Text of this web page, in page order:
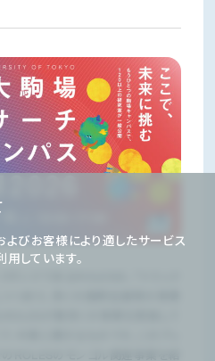
よびお客様により適したサービス
しています。
つあり、多くの国際会議等の事業
ROLESが数多くの事業を実施して